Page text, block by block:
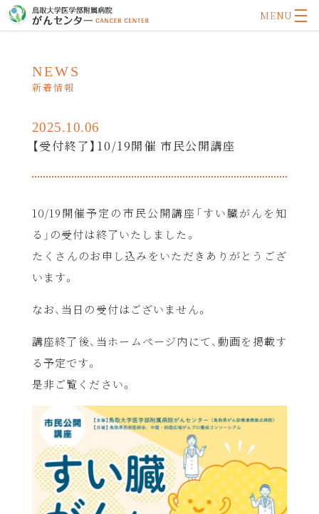
MENU
NEWS
新着情報
2025.10.06
【受付終了】10/19開催 市民公開講座
10/19開催予定の市民公開講座「すい臓がんを知
る」の受付は終了いたしました。
たくさんのお申し込みをいただきありがとうござ
います。
なお、当日の受付はございません。
講座終了後、当ホームページ内にて、動画を掲載す
る予定です。
是非ご覧ください。